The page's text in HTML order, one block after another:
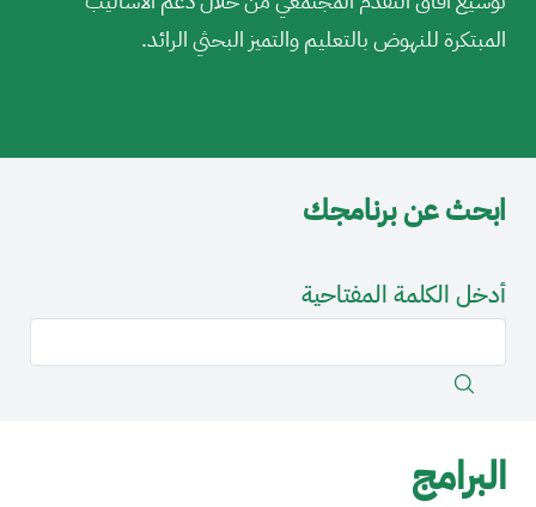
المبتكرة للنهوض بالتعليم والتميز البحثي الرائد.
ابحث عن برنامجك
أدخل الكلمة المفتاحية
البرامج